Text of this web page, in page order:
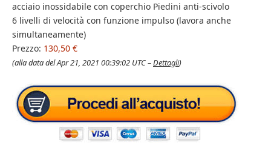
acciaio inossidabile con coperchio Piedini anti-scivolo
6 livelli di velocità con funzione impulso (lavora anche
simultaneamente)
Prezzo: 130,50 €
(alla data del Apr 21, 2021 00:39:02 UTC –Dettagli)